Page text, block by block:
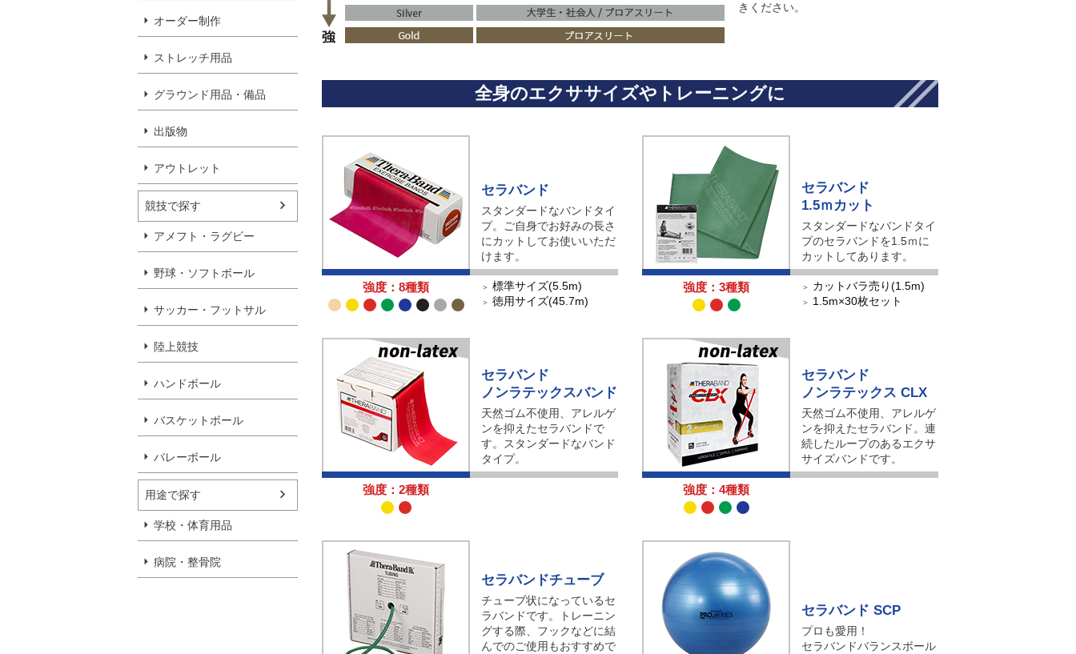
オーダー制作
ストレッチ用品
グラウンド用品・備品
出版物
アウトレット
競技で探す
アメフト・ラグビー
野球・ソフトボール
サッカー・フットサル
陸上競技
ハンドボール
バスケットボール
バレーボール
用途で探す
学校・体育用品
病院・整骨院
きください。
全身のエクササイズやトレーニングに
セラバンド
スタンダードなバンドタイ
プ。ご自身でお好みの長さ
にカットしてお使いいただ
けます。
強度：8種類 ＞ 標準サイズ(5.5m)
＞ 徳用サイズ(45.7m)
セラバンド
1.5ｍカット
スタンダードなバンドタイ
プのセラバンドを1.5ｍに
カットしてあります。
強度：3種類 ＞ カットバラ売り(1.5m)
＞ 1.5m×30枚セット
セラバンド
ノンラテックスバンド
天然ゴム不使用、アレルゲ
ンを抑えたセラバンドで
す。スタンダードなバンド
タイプ。
強度：2種類
セラバンド
ノンラテックス CLX
天然ゴム不使用、アレルゲ
ンを抑えたセラバンド。連
続したループのあるエクサ
サイズバンドです。
強度：4種類
セラバンドチューブ
チューブ状になっているセ
ラバンドです。トレーニン
グする際、フックなどに結
んでのご使用もおすすめで
セラバンド SCP
プロも愛用！
セラバンドバランスボール